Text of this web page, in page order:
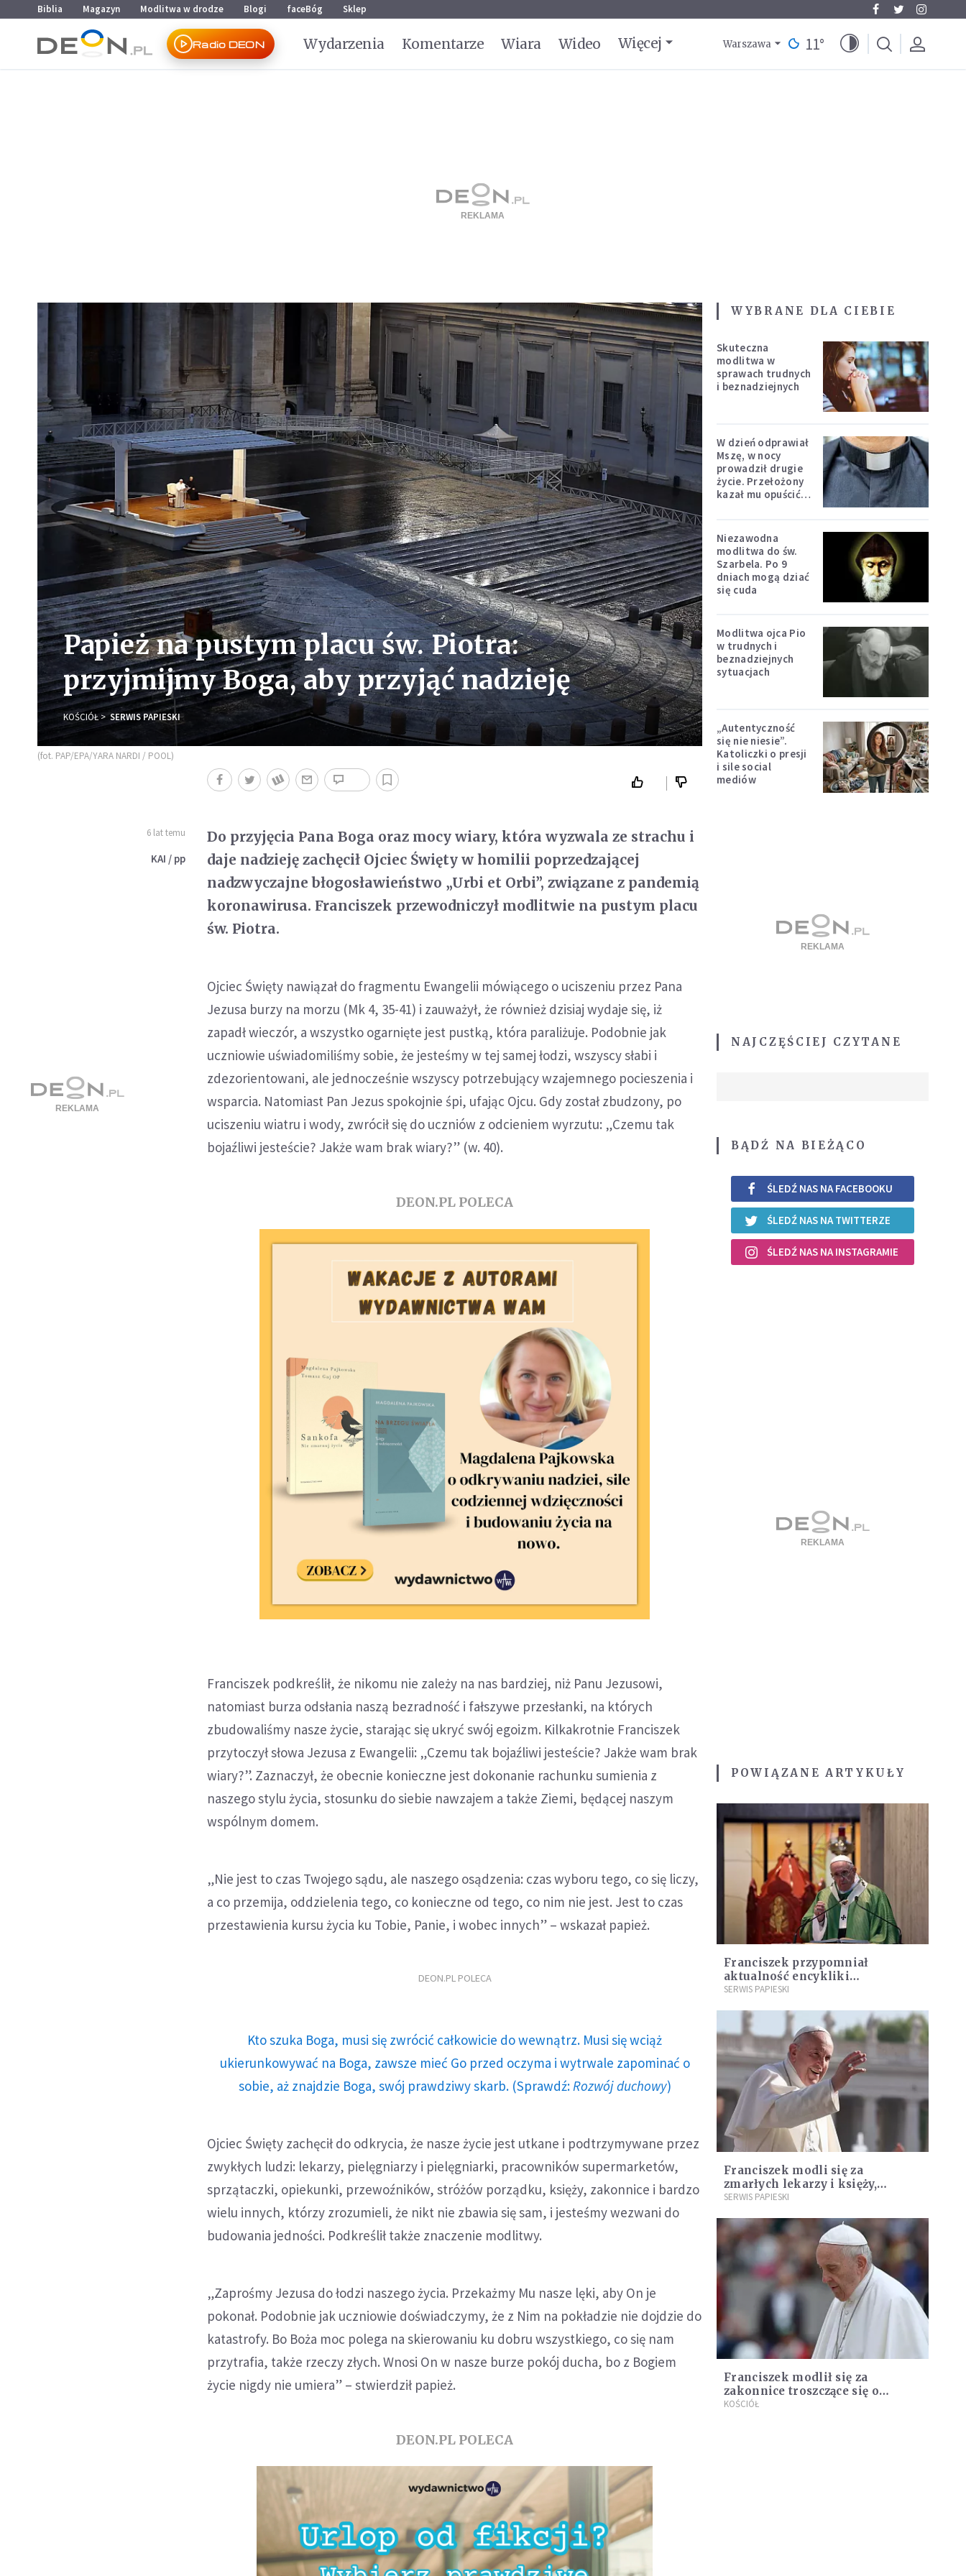
Przejdź do menu głównego
Przejdź do treści
Biblia Magazyn Modlitwa w drodze Blogi faceBóg Sklep
Radio DEON Wydarzenia Komentarze Wiara Wideo Więcej Warszawa 11°
Papież na pustym placu św. Piotra:
przyjmijmy Boga, aby przyjąć nadzieję
KOŚCIÓŁ SERWIS PAPIESKI
(fot. PAP/EPA/YARA NARDI / POOL)
6 lat temu
KAI / pp
Do przyjęcia Pana Boga oraz mocy wiary, która wyzwala ze strachu i
daje nadzieję zachęcił Ojciec Święty w homilii poprzedzającej
nadzwyczajne błogosławieństwo „Urbi et Orbi”, związane z pandemią
koronawirusa. Franciszek przewodniczył modlitwie na pustym placu
św. Piotra.
Ojciec Święty nawiązał do fragmentu Ewangelii mówiącego o uciszeniu przez Pana
Jezusa burzy na morzu (Mk 4, 35-41) i zauważył, że również dzisiaj wydaje się, iż
zapadł wieczór, a wszystko ogarnięte jest pustką, która paraliżuje. Podobnie jak
uczniowie uświadomiliśmy sobie, że jesteśmy w tej samej łodzi, wszyscy słabi i
zdezorientowani, ale jednocześnie wszyscy potrzebujący wzajemnego pocieszenia i
wsparcia. Natomiast Pan Jezus spokojnie śpi, ufając Ojcu. Gdy został zbudzony, po
uciszeniu wiatru i wody, zwrócił się do uczniów z odcieniem wyrzutu: „Czemu tak
bojaźliwi jesteście? Jakże wam brak wiary?” (w. 40).
DEON.PL POLECA
Franciszek podkreślił, że nikomu nie zależy na nas bardziej, niż Panu Jezusowi,
natomiast burza odsłania naszą bezradność i fałszywe przesłanki, na których
zbudowaliśmy nasze życie, starając się ukryć swój egoizm. Kilkakrotnie Franciszek
przytoczył słowa Jezusa z Ewangelii: „Czemu tak bojaźliwi jesteście? Jakże wam brak
wiary?”. Zaznaczył, że obecnie konieczne jest dokonanie rachunku sumienia z
naszego stylu życia, stosunku do siebie nawzajem a także Ziemi, będącej naszym
wspólnym domem.
„Nie jest to czas Twojego sądu, ale naszego osądzenia: czas wyboru tego, co się liczy,
a co przemija, oddzielenia tego, co konieczne od tego, co nim nie jest. Jest to czas
przestawienia kursu życia ku Tobie, Panie, i wobec innych” – wskazał papież.
DEON.PL POLECA
Kto szuka Boga, musi się zwrócić całkowicie do wewnątrz. Musi się wciąż
ukierunkowywać na Boga, zawsze mieć Go przed oczyma i wytrwale zapominać o
sobie, aż znajdzie Boga, swój prawdziwy skarb. (Sprawdź: Rozwój duchowy)
Ojciec Święty zachęcił do odkrycia, że nasze życie jest utkane i podtrzymywane przez
zwykłych ludzi: lekarzy, pielęgniarzy i pielęgniarki, pracowników supermarketów,
sprzątaczki, opiekunki, przewoźników, stróżów porządku, księży, zakonnice i bardzo
wielu innych, którzy zrozumieli, że nikt nie zbawia się sam, i jesteśmy wezwani do
budowania jedności. Podkreślił także znaczenie modlitwy.
„Zaprośmy Jezusa do łodzi naszego życia. Przekażmy Mu nasze lęki, aby On je
pokonał. Podobnie jak uczniowie doświadczymy, że z Nim na pokładzie nie dojdzie do
katastrofy. Bo Boża moc polega na skierowaniu ku dobru wszystkiego, co się nam
przytrafia, także rzeczy złych. Wnosi On w nasze burze pokój ducha, bo z Bogiem
życie nigdy nie umiera” – stwierdził papież.
DEON.PL POLECA
WYBRANE DLA CIEBIE
Skuteczna
modlitwa w
sprawach trudnych
i beznadziejnych
W dzień odprawiał
Mszę, w nocy
prowadził drugie
życie. Przełożony
kazał mu opuścić
Niezawodna
modlitwa do św.
Szarbela. Po 9
dniach mogą dziać
się cuda
Modlitwa ojca Pio
w trudnych i
beznadziejnych
sytuacjach
„Autentyczność
się nie niesie”.
Katoliczki o presji
i sile social
mediów
NAJCZĘŚCIEJ CZYTANE
BĄDŹ NA BIEŻĄCO
ŚLEDŹ NAS NA FACEBOOKU
ŚLEDŹ NAS NA TWITTERZE
ŚLEDŹ NAS NA INSTAGRAMIE
POWIĄZANE ARTYKUŁY
Franciszek przypomniał
aktualność encykliki
Evangelium vitae
SERWIS PAPIESKI
Franciszek modli się za
zmarłych lekarzy i księży,
pomagających chorym na
SERWIS PAPIESKI
Franciszek modlił się za
zakonnice troszczące się o
chorych
KOŚCIÓŁ